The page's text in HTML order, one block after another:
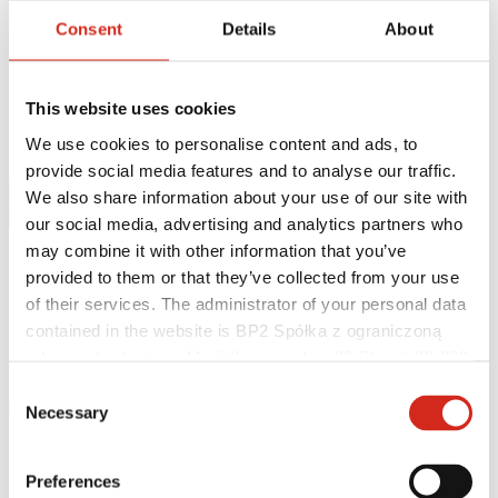
Consent Details About
This website uses cookies
We use cookies to personalise content and ads, to
provide social media features and to analyse our traffic.
We also share information about your use of our site with
our social media, advertising and analytics partners who
may combine it with other information that you’ve
provided to them or that they’ve collected from your use
of their services. The administrator of your personal data
contained in the website is BP2 Spółka z ograniczoną
121387608.
Selection
Necessary
Preferences
Înregistrarea garanției
Biblioteca BIM
Descărcări
Contact
eProfil
NOU! Țigla metalică clasică FINN